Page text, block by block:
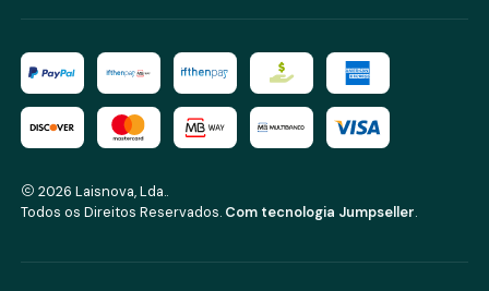
2026 Laisnova, Lda..
Todos os Direitos Reservados. Com tecnologia Jumpseller.